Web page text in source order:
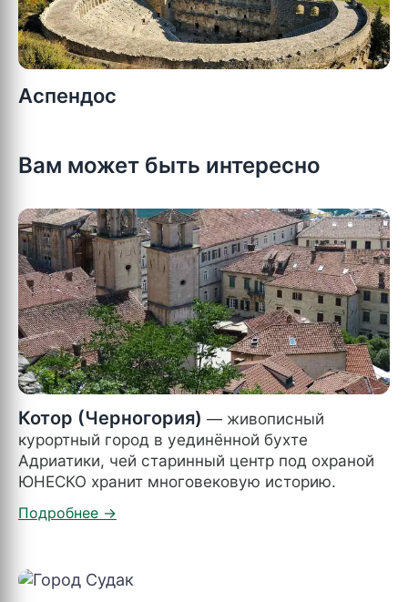
Аспендос
Вам может быть интересно
Котор (Черногория) — живописный
курортный город в уединённой бухте
Адриатики, чей старинный центр под охраной
ЮНЕСКО хранит многовековую историю.